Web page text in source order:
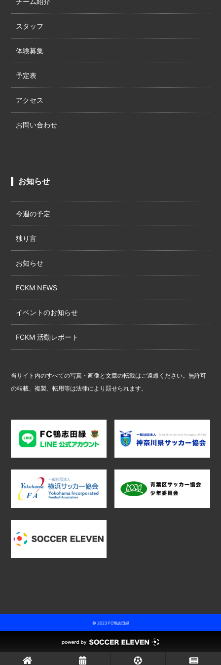
スタッフ
体験募集
予定表
アクセス
お問い合わせ
お知らせ
今週の予定
独り言
お知らせ
FCKM NEWS
イベントのお知らせ
FCKM 活動レポート
当サイト内のすべての写真・画像と文章の転載はご遠慮ください。無許可
の転載、複製、転用等は法律により罰せられます。
© 2023 FC鴨志田緑